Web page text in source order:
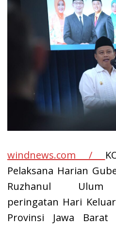
windnews.com /
Pelaksana Harian
Ruzhanul Ulum
peringatan Hari
Provinsi Jawa